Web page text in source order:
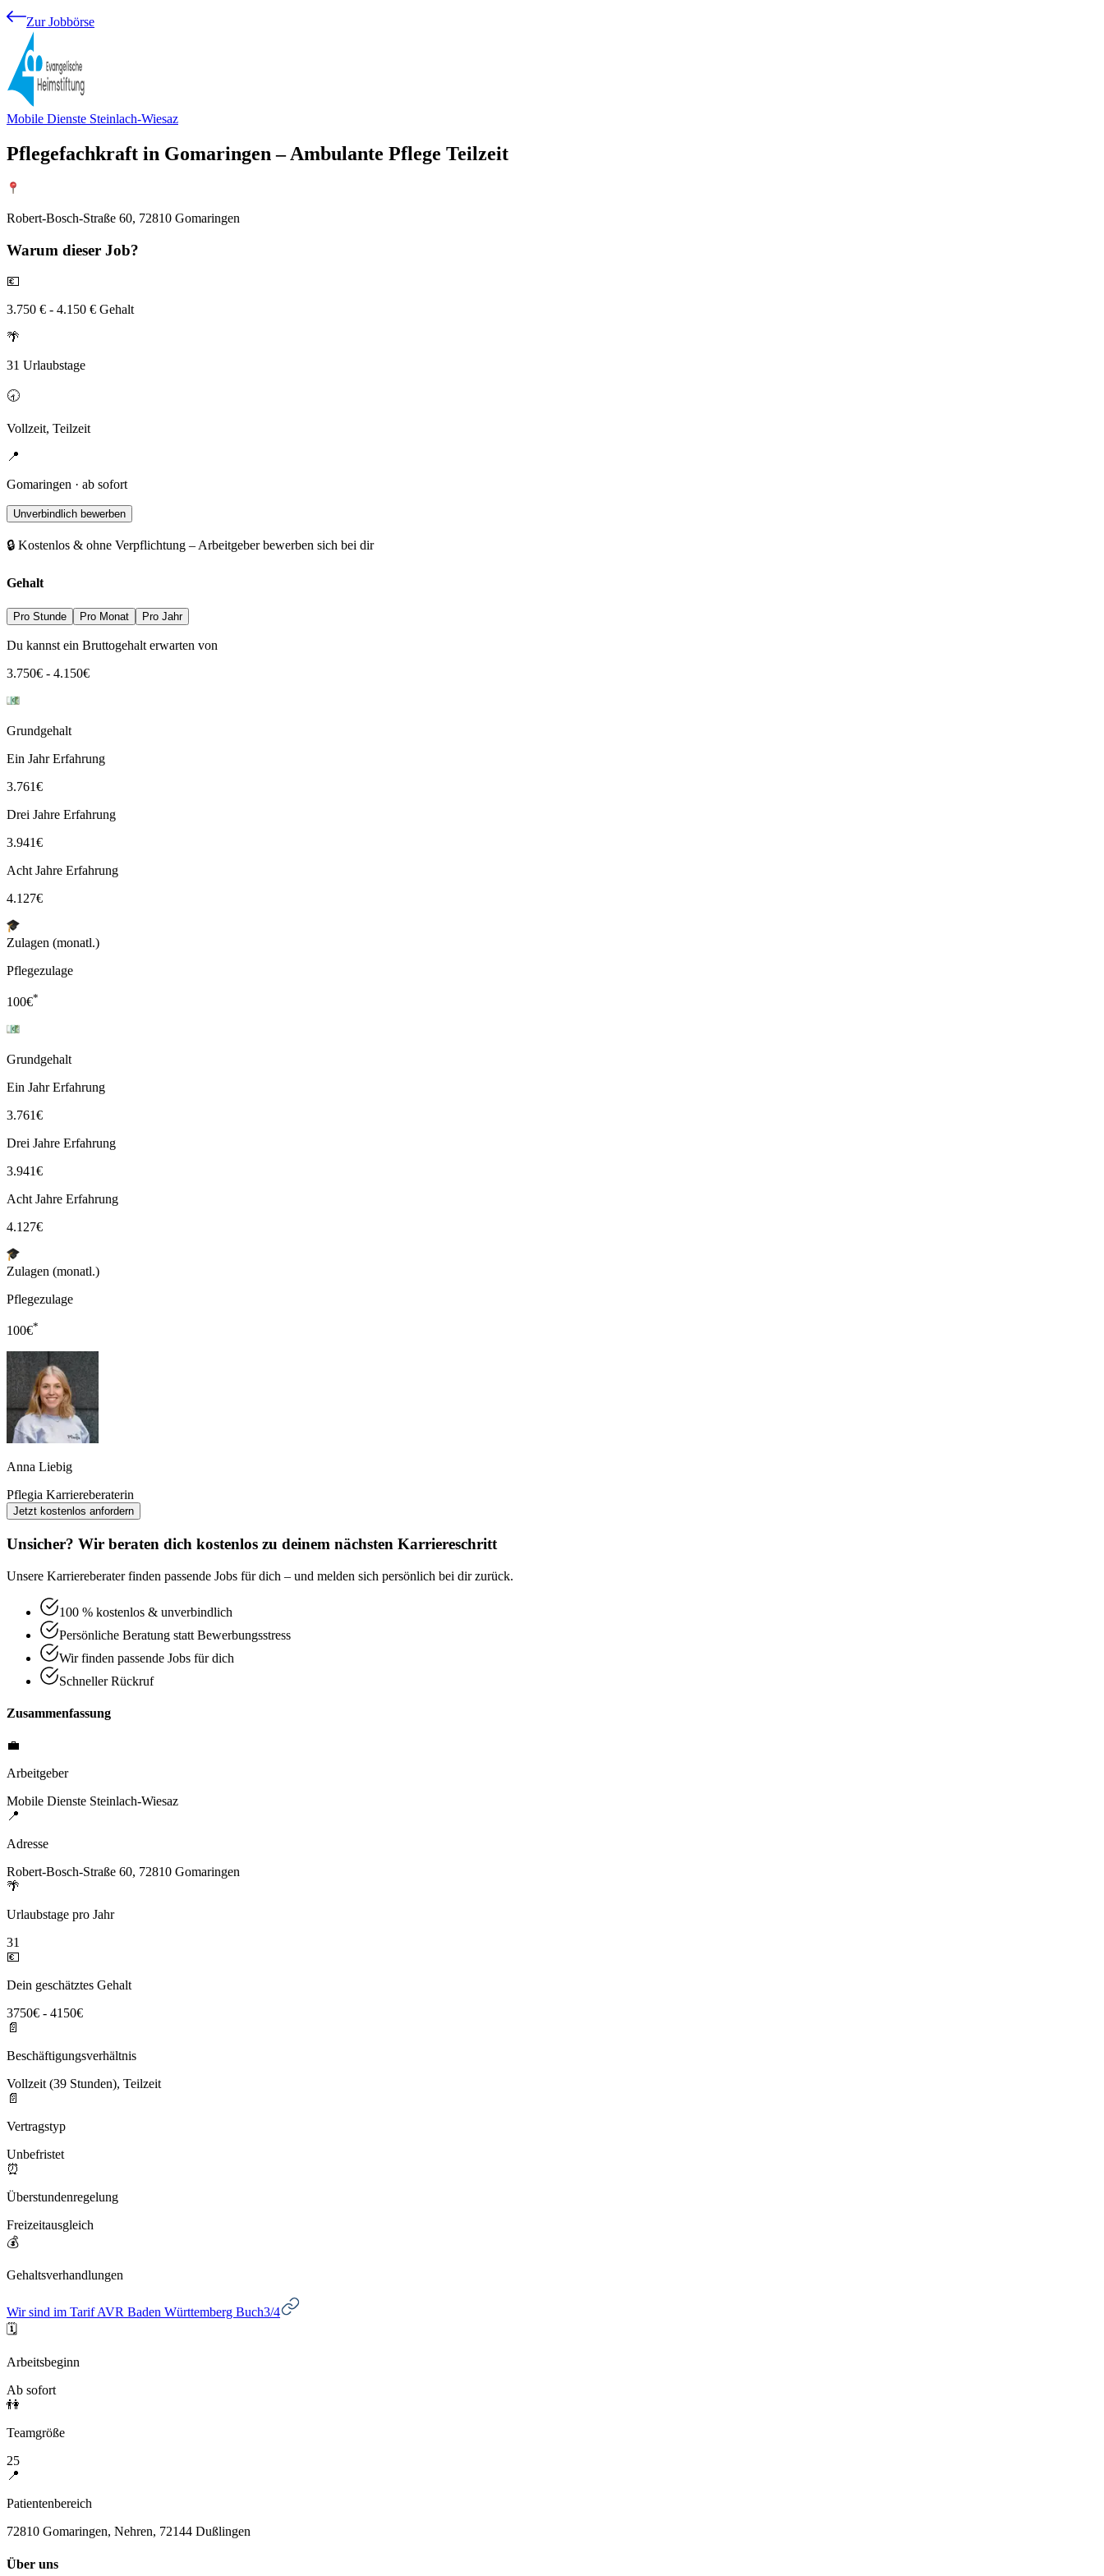
Zur Jobbörse
Mobile Dienste Steinlach-Wiesaz
Pflegefachkraft in Gomaringen – Ambulante Pflege Teilzeit
Robert-Bosch-Straße 60, 72810 Gomaringen
Warum dieser Job?
💶
3.750 € - 4.150 € Gehalt
🌴
31 Urlaubstage
🕣
Vollzeit, Teilzeit
📍
Gomaringen · ab sofort
Unverbindlich bewerben
🔒 Kostenlos & ohne Verpflichtung – Arbeitgeber bewerben sich bei dir
Gehalt
Pro Stunde Pro Monat Pro Jahr
Du kannst ein Bruttogehalt erwarten von
3.750€ - 4.150€
Grundgehalt
Ein Jahr Erfahrung
3.761€
Drei Jahre Erfahrung
3.941€
Acht Jahre Erfahrung
4.127€
Zulagen (monatl.)
Pflegezulage
100€*
Grundgehalt
Ein Jahr Erfahrung
3.761€
Drei Jahre Erfahrung
3.941€
Acht Jahre Erfahrung
4.127€
Zulagen (monatl.)
Pflegezulage
100€*
Anna Liebig
Pflegia Karriereberaterin
Jetzt kostenlos anfordern
Unsicher? Wir beraten dich kostenlos zu deinem nächsten Karriereschritt
Unsere Karriereberater finden passende Jobs für dich – und melden sich persönlich bei dir zurück.
100 % kostenlos & unverbindlich
Persönliche Beratung statt Bewerbungsstress
Wir finden passende Jobs für dich
Schneller Rückruf
Zusammenfassung
💼
Arbeitgeber
Mobile Dienste Steinlach-Wiesaz
📍
Adresse
Robert-Bosch-Straße 60, 72810 Gomaringen
🌴
Urlaubstage pro Jahr
31
💶
Dein geschätztes Gehalt
3750€ - 4150€
📄
Beschäftigungsverhältnis
Vollzeit (39 Stunden), Teilzeit
📄
Vertragstyp
Unbefristet
⏰
Überstundenregelung
Freizeitausgleich
💰
Gehaltsverhandlungen
Wir sind im Tarif AVR Baden Württemberg Buch3/4
🗓️
Arbeitsbeginn
Ab sofort
👫
Teamgröße
25
📍
Patientenbereich
72810 Gomaringen, Nehren, 72144 Dußlingen
Über uns